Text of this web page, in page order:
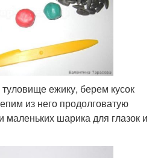
ежику, берем кусок
из него продолговатую
маленьких шарика для глазок и